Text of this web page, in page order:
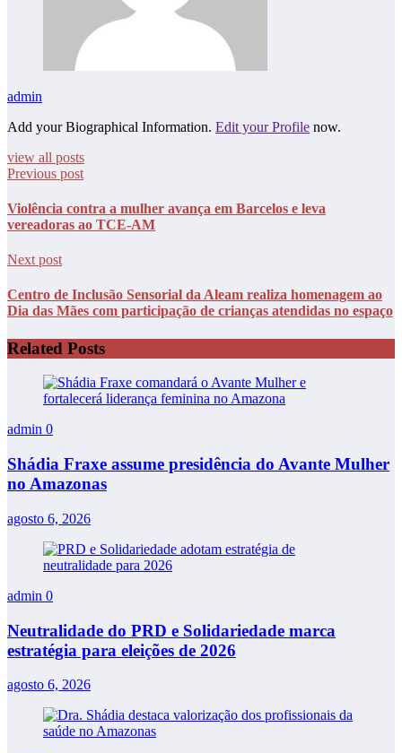
admin
Add your Biographical Information. Edit your Profile now.
view all posts
Previous post
Violência contra a mulher avança em Barcelos e leva
vereadoras ao TCE-AM
Next post
Centro de Inclusão Sensorial da Aleam realiza homenagem ao
Dia das Mães com participação de crianças atendidas no espaço
Related Posts
admin 0
Shádia Fraxe assume presidência do Avante Mulher
no Amazonas
agosto 6, 2026
admin 0
Neutralidade do PRD e Solidariedade marca
estratégia para eleições de 2026
agosto 6, 2026